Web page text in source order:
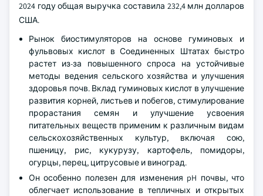
2024 году общая выручка составила 232,4 млн долларов
США.
Рынок биостимуляторов на основе гуминовых и
фульвовых кислот в Соединенных Штатах быстро
растет из-за повышенного спроса на устойчивые
методы ведения сельского хозяйства и улучшения
здоровья почв. Вклад гуминовых кислот в улучшение
развития корней, листьев и побегов, стимулирование
прорастания семян и улучшение усвоения
питательных веществ применим к различным видам
сельскохозяйственных культур, включая сою,
пшеницу, рис, кукурузу, картофель, помидоры,
огурцы, перец, цитрусовые и виноград.
Он особенно полезен для изменения pH почвы, что
облегчает использование в тепличных и открытых